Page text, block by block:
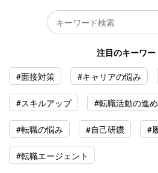
注目のキーワー
#面接対策
#キャリアの悩み
#スキルアップ #転職活動の進
#転職の悩み #自己研鑽 #
#転職エージェント